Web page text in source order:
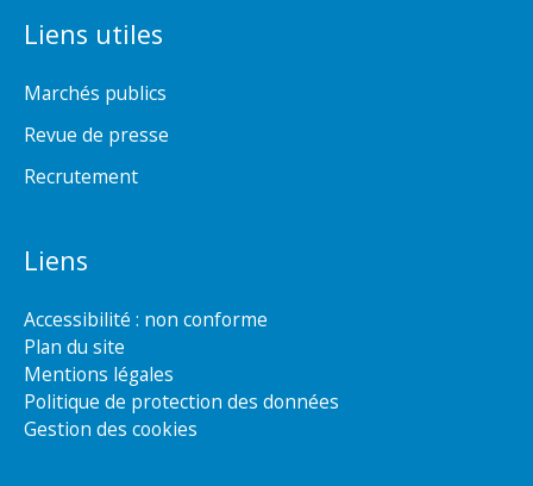
Liens utiles
Marchés publics
Revue de presse
Recrutement
Liens
Accessibilité : non conforme
Plan du site
Mentions légales
Politique de protection des données
Gestion des cookies